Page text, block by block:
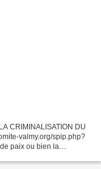
CRIMINALISATION DU
valmy.org/spip.php?
paix ou bien la